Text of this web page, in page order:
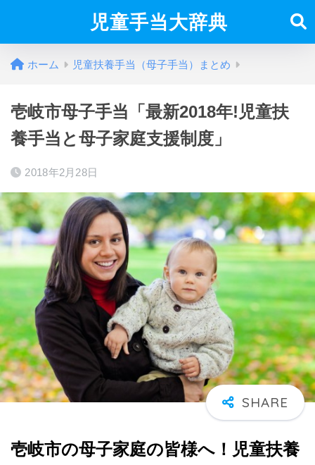
児童手当大辞典
ホーム 児童扶養手当（母子手当）まとめ
壱岐市母子手当「最新2018年!児童扶
養手当と母子家庭支援制度」
2018年2月28日
壱岐市の母子家庭の皆様へ！児童扶養